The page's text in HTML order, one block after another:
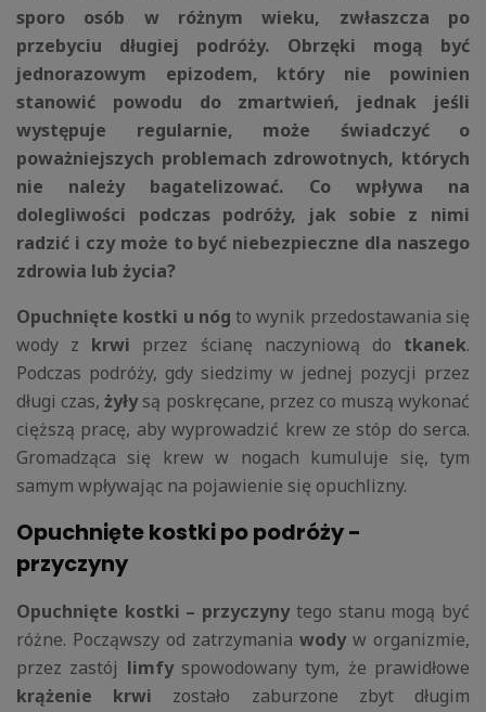
sporo osób w różnym wieku, zwłaszcza po
przebyciu długiej podróży. Obrzęki mogą być
jednorazowym epizodem, który nie powinien
stanowić powodu do zmartwień, jednak jeśli
występuje regularnie, może świadczyć o
poważniejszych problemach zdrowotnych, których
nie należy bagatelizować. Co wpływa na
dolegliwości podczas podróży, jak sobie z nimi
radzić i czy może to być niebezpieczne dla naszego
zdrowia lub życia?
Opuchnięte kostki u nógto wynik przedostawania się
wody z krwi przez ścianę naczyniową do tkanek.
Podczas podróży, gdy siedzimy w jednej pozycji przez
długi czas,żyłysą poskręcane, przez co muszą wykonać
cięższą pracę, aby wyprowadzić krew ze stóp do serca.
Gromadząca się krew w nogach kumuluje się, tym
samym wpływając na pojawienie się opuchlizny.
Opuchnięte kostki po podróży -
przyczyny
Opuchnięte kostki – przyczynytego stanu mogą być
różne. Począwszy od zatrzymania wody w organizmie,
przez zastój limfyspowodowany tym, że prawidłowe
krążenie krwi zostało zaburzone zbyt długim